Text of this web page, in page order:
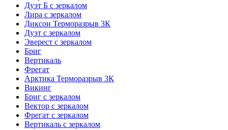
Дуэт Б с зеркалом
Лира с зеркалом
Диксон Терморазрыв 3К
Дуэт с зеркалом
Эверест с зеркалом
Бриг
Вертикаль
Фрегат
Арктика Терморазрыв 3К
Викинг
Бриг с зеркалом
Вектор с зеркалом
Фрегат с зеркалом
Вертикаль с зеркалом